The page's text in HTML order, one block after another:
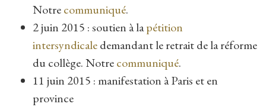
Notrecommuniqué.
2 juin 2015 : soutien à lapétition
intersyndicaledemandant le retrait de la réforme
du collège. Notrecommuniqué.
11 juin 2015 : manifestation à Paris et en
province